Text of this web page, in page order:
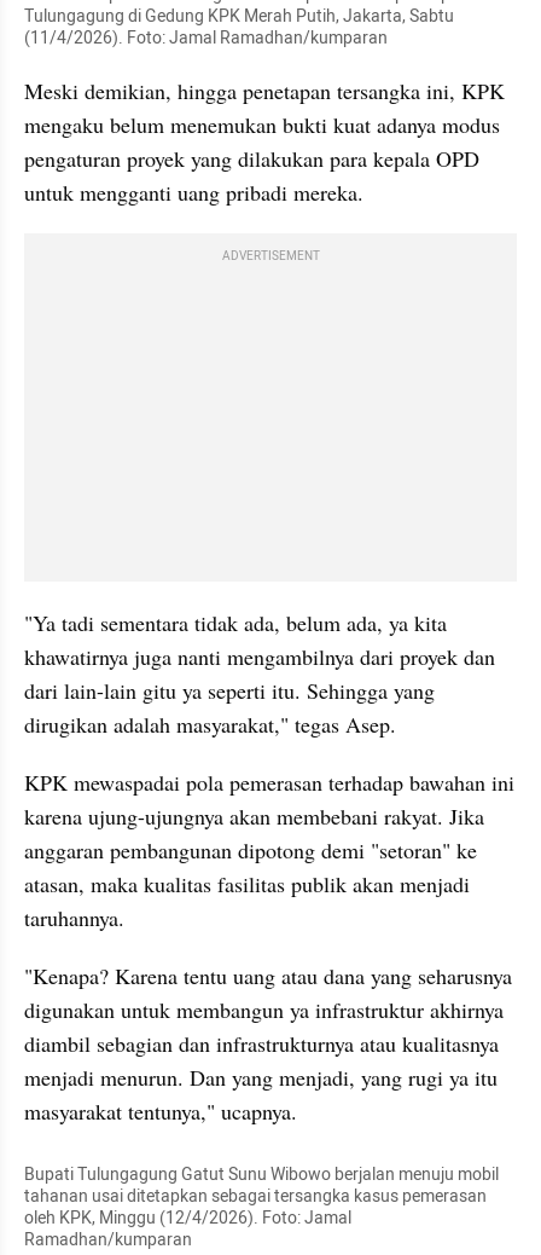
Tulungagung di Gedung KPK Merah Putih, Jakarta, Sabtu
(11/4/2026). Foto: Jamal Ramadhan/kumparan
Meski demikian, hingga penetapan tersangka ini, KPK
mengaku belum menemukan bukti kuat adanya modus
pengaturan proyek yang dilakukan para kepala OPD
untuk mengganti uang pribadi mereka.
ADVERTISEMENT
"Ya tadi sementara tidak ada, belum ada, ya kita
khawatirnya juga nanti mengambilnya dari proyek dan
dari lain-lain gitu ya seperti itu. Sehingga yang
dirugikan adalah masyarakat," tegas Asep.
KPK mewaspadai pola pemerasan terhadap bawahan ini
karena ujung-ujungnya akan membebani rakyat. Jika
anggaran pembangunan dipotong demi "setoran" ke
atasan, maka kualitas fasilitas publik akan menjadi
taruhannya.
"Kenapa? Karena tentu uang atau dana yang seharusnya
digunakan untuk membangun ya infrastruktur akhirnya
diambil sebagian dan infrastrukturnya atau kualitasnya
menjadi menurun. Dan yang menjadi, yang rugi ya itu
masyarakat tentunya," ucapnya.
Bupati Tulungagung Gatut Sunu Wibowo berjalan menuju mobil
tahanan usai ditetapkan sebagai tersangka kasus pemerasan
oleh KPK, Minggu (12/4/2026). Foto: Jamal
Ramadhan/kumparan